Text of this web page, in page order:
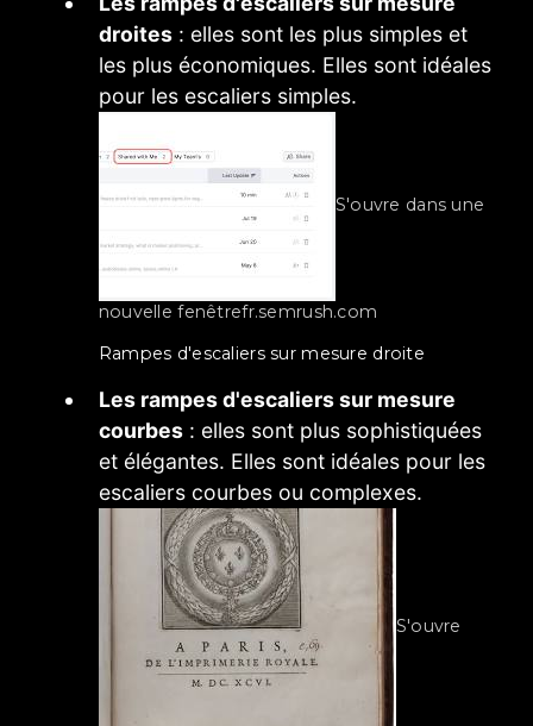
droites: elles sont les plus simples et
les plus économiques. Elles sont idéales
pour les escaliers simples.
S'ouvre dans une
nouvelle fenêtrefr.semrush.com
rampes d'escaliers sur mesure droite
Les rampes d'escaliers sur mesure
courbes: elles sont plus sophistiquées
et élégantes. Elles sont idéales pour les
escaliers courbes ou complexes.
S'ouvre